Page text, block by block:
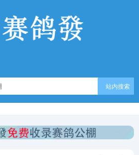
站内搜索